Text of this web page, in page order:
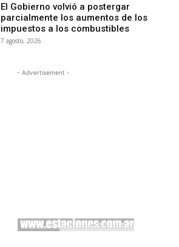
El Gobierno volvió a postergar
parcialmente los aumentos de los
impuestos a los combustibles
7 agosto, 2026
- Advertisement -